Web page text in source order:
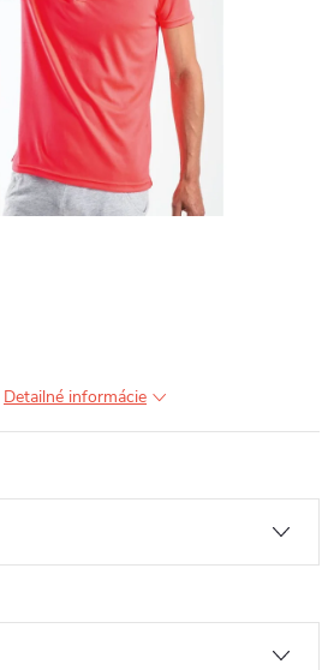
Detailné informácie